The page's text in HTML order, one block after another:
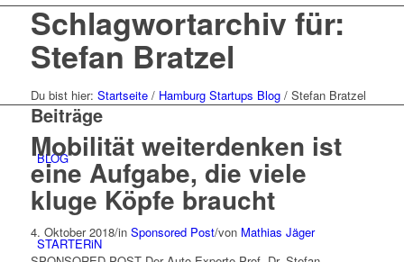
BLOG
STARTERiN
Schlagwortarchiv für:
Stefan Bratzel
Du bist hier: Startseite / Hamburg Startups Blog / Stefan Bratzel
Beiträge
Mobilität weiterdenken ist
eine Aufgabe, die viele
kluge Köpfe braucht
4. Oktober 2018/in Sponsored Post/von Mathias Jäger